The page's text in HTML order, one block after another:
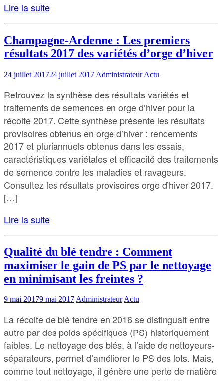
Lire la suite
Champagne-Ardenne : Les premiers
résultats 2017 des variétés d’orge d’hiver
24 juillet 201724 juillet 2017 Administrateur Actu
Retrouvez la synthèse des résultats variétés et
traitements de semences en orge d’hiver pour la
récolte 2017. Cette synthèse présente les résultats
provisoires obtenus en orge d’hiver : rendements
2017 et pluriannuels obtenus dans les essais,
caractéristiques variétales et efficacité des traitements
de semence contre les maladies et ravageurs.
Consultez les résultats provisoires orge d’hiver 2017.
[…]
Lire la suite
Qualité du blé tendre : Comment
maximiser le gain de PS par le nettoyage
en minimisant les freintes ?
9 mai 20179 mai 2017AdministrateurActu
La récolte de blé tendre en 2016 se distinguait entre
autre par des poids spécifiques (PS) historiquement
faibles. Le nettoyage des blés, à l’aide de nettoyeurs-
séparateurs, permet d’améliorer le PS des lots. Mais,
comme tout nettoyage, il génère une perte de matière